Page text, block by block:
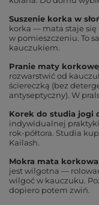
Suszenie korka w
korka — mata staje się
w pomieszczeniu. To
kauczukiem.
Pranie maty
rozwarstwić od
ściereczką (bez
antyseptyczny). W
Korek do studia jogi
indywidualnej
rok-półtora. Studia
Kailash.
Mokra mata
jest wilgotna —
wilgoć w kauczuku.
dopiero potem zwiń.